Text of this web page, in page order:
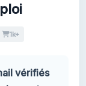
1k+
vérifiés